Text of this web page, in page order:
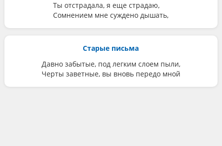
Ты отстрадала, я еще страдаю,
Сомнением мне суждено дышать,
Старые письма
Давно забытые, под легким слоем пыли,
Черты заветные, вы вновь передо мной